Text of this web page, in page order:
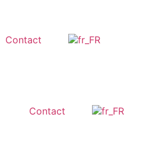
Contact
Contact